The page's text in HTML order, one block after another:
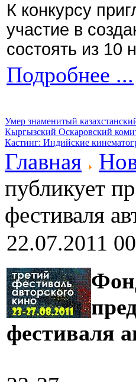
К конкурсу
участие в
состоять из 10
Подробнее ...
Умер знаменитый
Кыргызский Оскаровский
Кастинг: Индийские
Главная
публикует
фестиваля
22.07.2011
фестиваля